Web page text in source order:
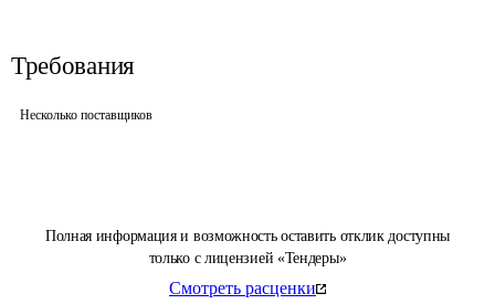
Полная информация и возможность оставить отклик доступны
только с лицензией «Тендеры»
Смотреть расценки
Требования
Несколько поставщиков